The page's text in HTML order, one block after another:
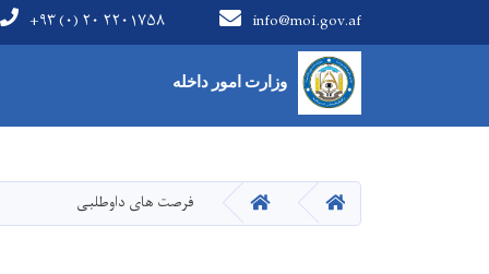
info@moi.gov.af +۹۳ (۰) ۲۰ ۲۲۰۱۷۵۸
وزارت امور داخلهMain Menu
HOME
HOME فرصت های داوطلبی